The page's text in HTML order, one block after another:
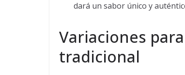
dará un sabor único y
Variaciones
tradicional